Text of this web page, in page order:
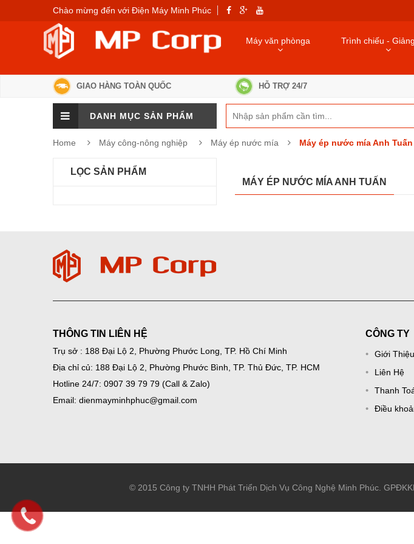
Chào mừng đến với Điện Máy Minh Phúc
Máy văn phònga Trình chiếu -
GIAO HÀNG TOÀN QUỐC HỖ TRỢ 24/7
DANH MỤC SẢN PHẨM
Home Máy công-nông nghiệp Máy ép nước mía Máy ép nước mía Anh Tuấn
MÁY ÉP NƯỚC MÍA ANH TUẤN
LỌC SẢN PHẨM
THÔNG TIN LIÊN HỆ
Trụ sở : 188 Đại Lộ 2, Phường Phước Long, TP. Hồ Chí Minh
Địa chỉ củ: 188 Đại Lộ 2, Phường Phước Bình, TP. Thủ Đức, TP. HCM
Hotline 24/7: 0907 39 79 79 (Call & Zalo)
Email: dienmayminhphuc@gmail.com
CÔNG TY
Giới Thiệu
Liên Hệ
Thanh
Điều
© 2015 Công ty TNHH Phát Triển Dịch Vụ Công Nghệ Minh Phúc.